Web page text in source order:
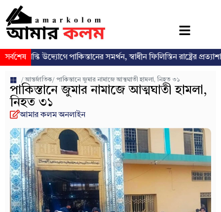
সর্বশেষ
উদ্যোগে পাকিস্তানের সমর্থন, স্বাধীন ফিলিস্তিন রাষ্ট্রের প্রত্যাশা পুনর্ব্যক্ত
/আন্তর্জাতিক/ পাকিস্তানে জুমার নামাজে আত্মঘাতী হামলা, নিহত ৩১
পাকিস্তানে জুমার নামাজে আত্মঘাতী হামলা,
নিহত ৩১
আমার কলম অনলাইন